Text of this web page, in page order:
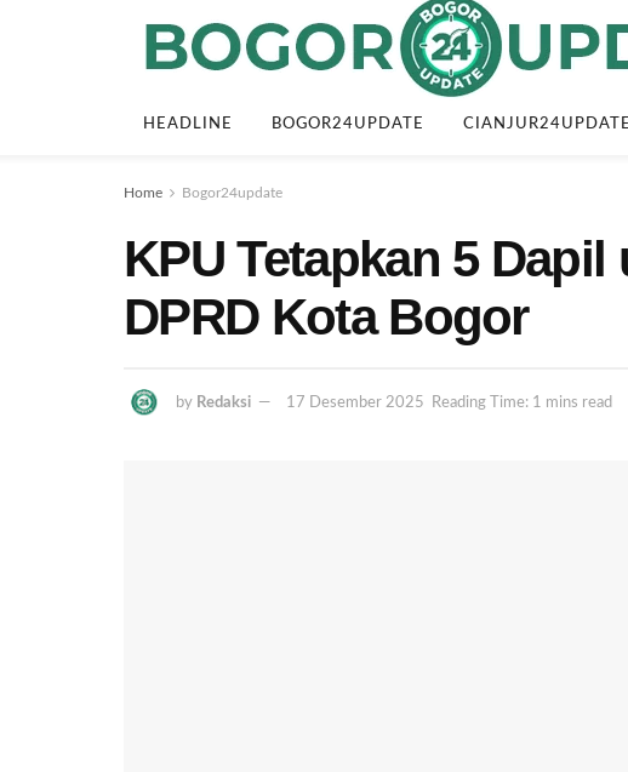
HEADLINE BOGOR24UPDATE CIANJUR24UPDATE
Home Bogor24update
KPU Tetapkan 5
DPRD Kota Bogor
by Redaksi 17 Desember 2025 Reading Time: 1 mins read